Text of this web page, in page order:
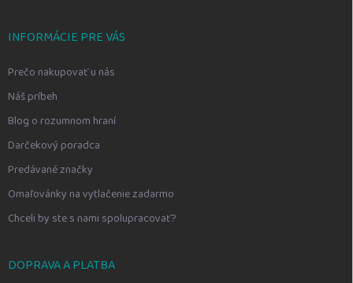
INFORMÁCIE PRE VÁS
Prečo nakupovať u nás
Náš príbeh
Blog o rozumnom hraní
Darčekový poradca
Predávané značky
Omaľovánky na vytlačenie zadarmo
Chceli by ste s nami spolupracovať?
DOPRAVA A PLATBA